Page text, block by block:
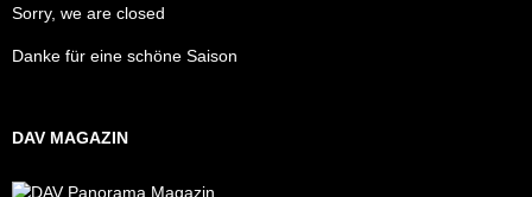
Sorry, we are closed
Danke für eine schöne Saison
DAV MAGAZIN